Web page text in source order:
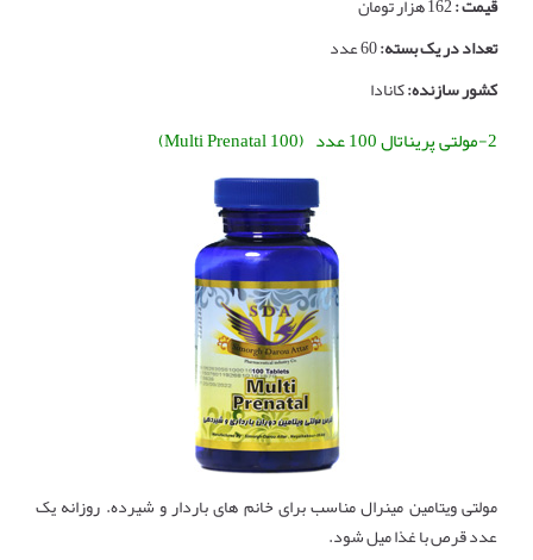
تعداد در یک بسته:
کشور سازنده:کانادا
2-مولتی پریناتال 100 عدد (Multi Prenatal 100)
مولتی ویتامین مینرال مناسب برای خانم های باردار و شیرده. روزانه یک
عدد قرص با غذا میل شود.